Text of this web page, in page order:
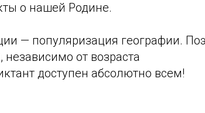
о нашей Родине.
— популяризация географии.
от возраста
доступен абсолютно всем!